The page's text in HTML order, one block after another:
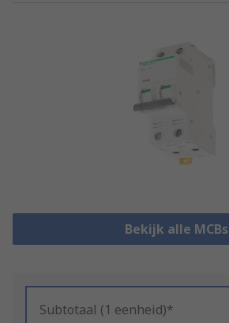
Bekijk alle MCBs
Subtotaal (1 eenheid)*